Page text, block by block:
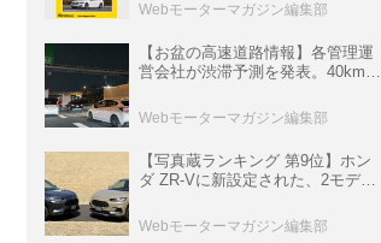
Webモーターマガジン編集部
【お盆の高速道路情報】各管理運
営会社が渋滞予測を発表。40km以
数ある
Webモーターマガジン編集部
【写真蔵ランキング 第9位】ホン
ダ ZR-Vに新設定された、2モデル
グ」と「ブラックスタイル」
Webモーターマガジン編集部